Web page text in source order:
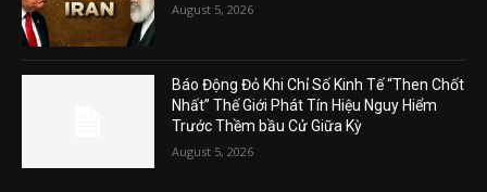
August 5, 2026
Báo Động Đỏ Khi Chỉ Số Kinh Tế “Then Chốt
Nhất” Thế Giới Phát Tín Hiệu Nguy Hiểm
Trước Thềm bầu Cử Giữa Kỳ
August 5, 2026